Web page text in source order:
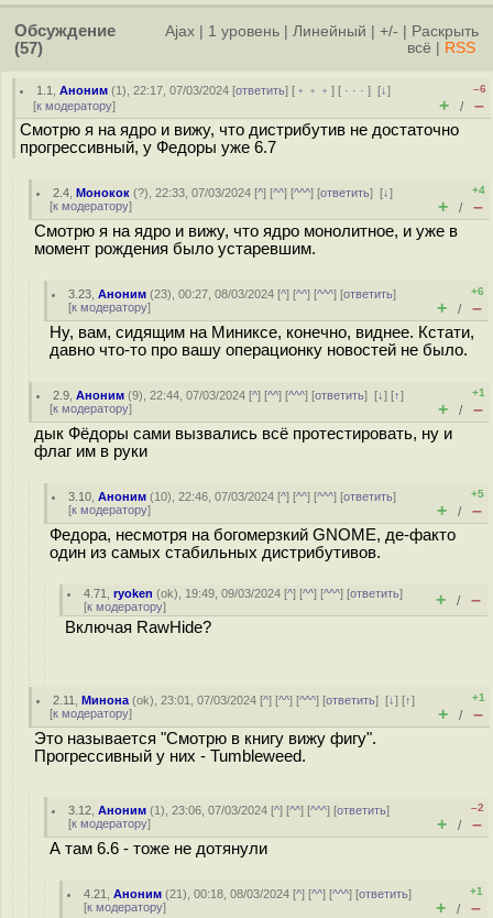
Обсуждение
(57)
Ajax 1 уровень Линейный +/-
Раскрыть
всё
RSS
1.1 ,Аноним (1), 22:17, 07/03/2024 [ответить] [ ﹢﹢﹢] [ · · ·][↓]
[к модератору]
–6
+ / –
Смотрю я на ядро и вижу, что дистрибутив не достаточно
прогрессивный, у Федоры уже 6.7
2.4 ,Монокок (?), 22:33, 07/03/2024 [^] [^^] [^^^] [ответить][↓]
[к модератору]
+4
+ / –
Смотрю я на ядро и вижу, что ядро монолитное, и уже в
момент рождения было устаревшим.
3.23 ,Аноним (23), 00:27, 08/03/2024 [^] [^^] [^^^] [ответить]
[к модератору]
+6
+ / –
Ну, вам, сидящим на Миниксе, конечно, виднее. Кстати,
давно что-то про вашу операционку новостей не было.
2.9 ,Аноним (9), 22:44, 07/03/2024 [^] [^^] [^^^] [ответить][↓] [↑]
[к модератору]
+1
+ / –
дык Фёдоры сами вызвались всё протестировать, ну и
флаг им в руки
3.10 ,Аноним (10), 22:46, 07/03/2024 [^] [^^] [^^^] [ответить]
[к модератору]
+5
+ / –
Федора, несмотря на бoгoмepзкий GNOME, де-факто
один из самых стабильных дистрибутивов.
4.71 ,ryoken (ok), 19:49, 09/03/2024 [^] [^^] [^^^] [ответить]
[к модератору] + / –
Включая RawHide?
2.11 ,Минона (ok), 23:01, 07/03/2024 [^] [^^] [^^^] [ответить][↓] [↑]
[к модератору]
+1
+ / –
Это называется "Смотрю в книгу вижу фигу".
Прогрессивный у них - Tumbleweed.
3.12 ,Аноним (1), 23:06, 07/03/2024 [^] [^^] [^^^] [ответить]
[к модератору]
–2
+ / –
А там 6.6 - тоже не дотянули
4.21 ,Аноним (21), 00:18, 08/03/2024 [^] [^^] [^^^] [ответить]
[к модератору]
+1
+ / –